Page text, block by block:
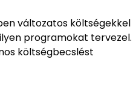
változatos költségekkel
programokat tervezel.
költségbecslést